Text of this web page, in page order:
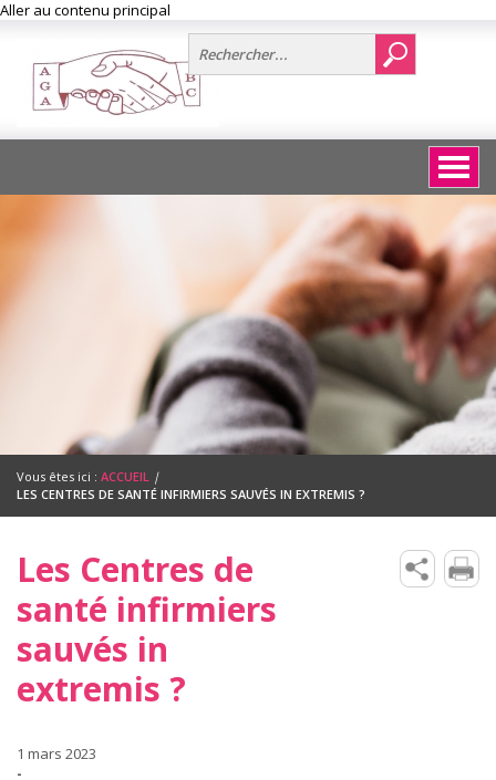
Aller au contenu principal
Vous êtes ici : ACCUEIL |
LES CENTRES DE SANTÉ INFIRMIERS SAUVÉS IN EXTREMIS ?
Les Centres de
santé infirmiers
sauvés in
extremis ?
1 mars 2023
-